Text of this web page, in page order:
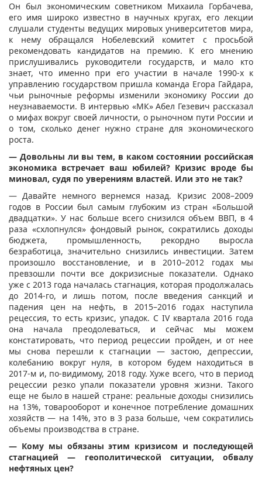
Он был экономическим советником Михаила Горбачева,
его имя широко известно в научных кругах, его лекции
слушали студенты ведущих мировых университетов мира,
к нему обращался Нобелевский комитет с просьбой
рекомендовать кандидатов на премию. К его мнению
прислушивались руководители государств, и мало кто
знает, что именно при его участии в начале 1990-х к
управлению государством пришла команда Егора Гайдара,
чьи рыночные реформы изменили экономику России до
неузнаваемости. В интервью «МК» Абел Гезевич рассказал
о мифах вокруг своей личности, о рыночном пути России и
о том, сколько денег нужно стране для экономического
роста.
— Довольны ли вы тем, в каком состоянии российская
экономика встречает ваш юбилей? Кризис вроде бы
миновал, судя по уверениям властей. Или это не так?
— Давайте немного вернемся назад. Кризис 2008–2009
годов в России был самым глубоким из стран «Большой
двадцатки». У нас больше всего снизился объем ВВП, в 4
раза «схлопнулся» фондовый рынок, сократились доходы
бюджета, промышленность, рекордно выросла
безработица, значительно снизились инвестиции. Затем
произошло восстановление, и в 2010–2012 годах мы
превзошли почти все докризисные показатели. Однако
уже с 2013 года началась стагнация, которая продолжалась
до 2014-го, и лишь потом, после введения санкций и
падения цен на нефть, в 2015–2016 годах наступила
рецессия, то есть кризис, упадок. С IV квартала 2016 года
она начала преодолеваться, и сейчас мы можем
констатировать, что период рецессии пройден, и от нее
мы снова перешли к стагнации — застою, депрессии,
колебанию вокруг нуля, в котором будем находиться в
2017-м и, по-видимому, 2018 году. Хуже всего, что в период
рецессии резко упали показатели уровня жизни. Такого
еще не было в нашей стране: реальные доходы снизились
на 13%, товарооборот и конечное потребление домашних
хозяйств — на 14%, это в 3 раза больше, чем сократились
объемы производства в стране.
— Кому мы обязаны этим кризисом и последующей
стагнацией — геополитической ситуации, обвалу
нефтяных цен?